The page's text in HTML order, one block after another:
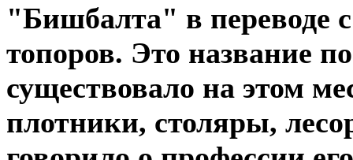
"Бишбалта" в переводе с
топоров. Это название
существовало на этом
плотники, столяры,